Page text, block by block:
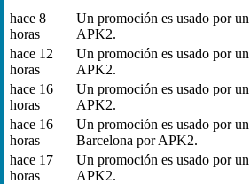
hace 8
horas
Un promoción es usado por
APK2.
hace 12
horas
Un promoción es usado por
APK2.
hace 16
horas
Un promoción es usado por
APK2.
hace 16
horas
Un promoción es usado por
Barcelona por APK2.
hace 17
horas
Un promoción es usado por
APK2.